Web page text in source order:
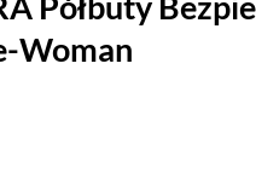
Woman